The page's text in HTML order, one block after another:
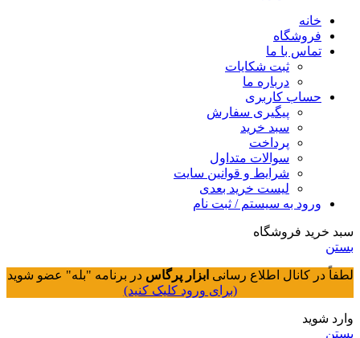
خانه
فروشگاه
تماس با ما
ثبت شکایات
درباره ما
حساب کاربری
پیگیری سفارش
سبد خرید
پرداخت
سوالات متداول
شرایط و قوانین سایت
لیست خرید بعدی
ورود به سیستم / ثبت نام
سبد خرید فروشگاه
بستن
لطفاً در کانال اطلاع رسانی ابزار پرگاس در برنامه "بله" عضو شوید
(برای ورود کلیک کنید)
وارد شوید
بستن